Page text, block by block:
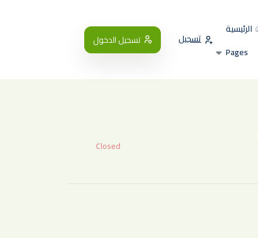
الرئيسية
Pages
تسجيل تسجيل الدخول
Closed